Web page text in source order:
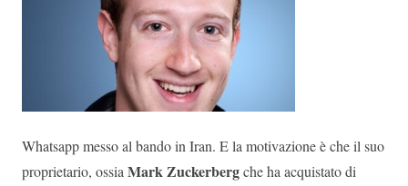
Whatsapp messo al bando in Iran. E la motivazione è che il suo
proprietario, ossia Mark Zuckerbergche ha acquistato di